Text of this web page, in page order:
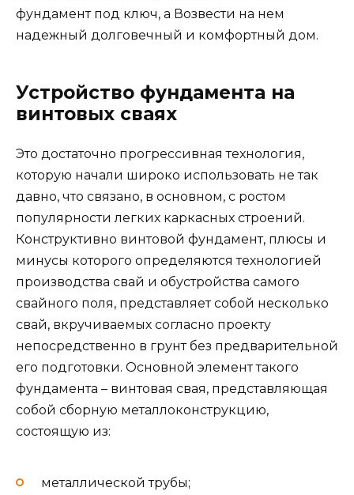
фундамент под ключ, а Возвести на нем
надежный долговечный и комфортный дом.
Устройство фундамента на
винтовых сваях
Это достаточно прогрессивная технология,
которую начали широко использовать не так
давно, что связано, в основном, с ростом
популярности легких каркасных строений.
Конструктивно винтовой фундамент, плюсы и
минусы которого определяются технологией
производства свай и обустройства самого
свайного поля, представляет собой несколько
свай, вкручиваемых согласно проекту
непосредственно в грунт без предварительной
его подготовки. Основной элемент такого
фундамента – винтовая свая, представляющая
собой сборную металлоконструкцию,
состоящую из:
металлической трубы;